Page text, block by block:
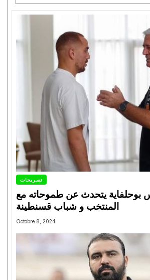
تصريحات
بوحلفاية يتحدث عن طموحاته مع
المنتخب و شباب قسنطينة
Octobre 8, 2024